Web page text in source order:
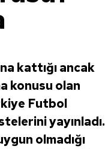
kattığı ancak
konusu olan
Futbol
yayınladı.
olmadığı